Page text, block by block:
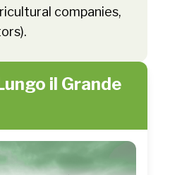
companies,
il Grande